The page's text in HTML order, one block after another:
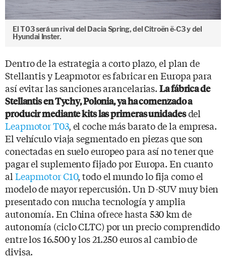
El T03 será un rival del Dacia Spring, del Citroën ë-C3 y del
Hyundai Inster.
Dentro de la estrategia a corto plazo, el plan de
Stellantis y Leapmotor es fabricar en Europa para
así evitar las sanciones arancelarias.La fábrica de
Stellantis en Tychy, Polonia, ya ha comenzado a
producir mediante kits las primeras unidadesdel
Leapmotor T03, el coche más barato de la empresa.
El vehículo viaja segmentado en piezas que son
conectadas en suelo europeo para así no tener que
pagar el suplemento fijado por Europa. En cuanto
al Leapmotor C10, todo el mundo lo fija como el
modelo de mayor repercusión. Un D-SUV muy bien
presentado con mucha tecnología y amplia
autonomía. En China ofrece hasta 530 km de
autonomía (ciclo CLTC) por un precio comprendido
entre los 16.500 y los 21.250 euros al cambio de
divisa.